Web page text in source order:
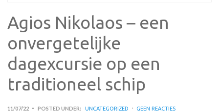
Agios Nikolaos – een
onvergetelijke
dagexcursie op een
traditioneel schip
11/07/22 POSTED UNDER: UNCATEGORIZED GEEN REACTIES